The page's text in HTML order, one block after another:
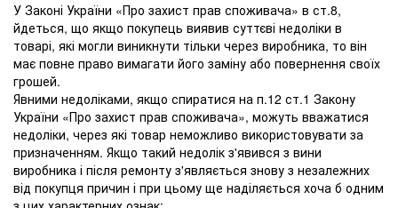
У Законі України «Про захист прав споживача» в ст.8,
йдеться, що якщо покупець виявив суттєві недоліки в
товарі, які могли виникнути тільки через виробника, то він
має повне право вимагати його заміну або повернення своїх
грошей.
Явними недоліками, якщо спиратися на п.12 ст.1 Закону
України «Про захист прав споживача», можуть вважатися
недоліки, через які товар неможливо використовувати за
призначенням. Якщо такий недолік з'явився з вини
виробника і після ремонту з'являється знову з незалежних
від покупця причин і при цьому ще наділяється хоча б одним